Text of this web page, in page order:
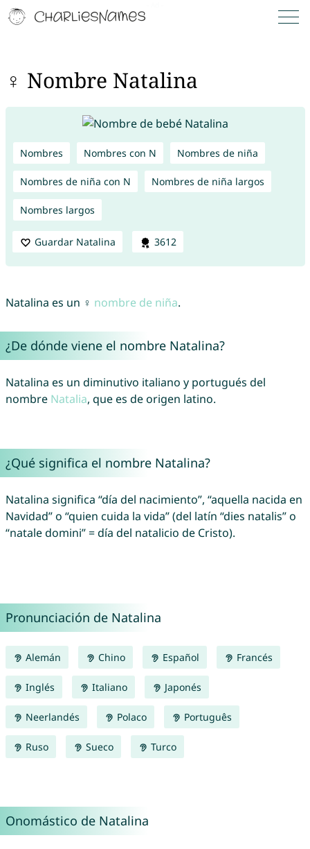
♀ Nombre Natalina
Nombres Nombres con N Nombres de niña
Nombres de niña con N Nombres de niña largos
Nombres largos
Guardar Natalina 3612
Natalina es un ♀ nombre de niña.
¿De dónde viene el nombre Natalina?
Natalina es un diminutivo italiano y portugués del
nombre Natalia, que es de origen latino.
¿Qué significa el nombre Natalina?
Natalina significa “día del nacimiento”, “aquella nacida en
Navidad” o “quien cuida la vida” (del latín “dies natalis” o
“natale domini” = día del natalicio de Cristo).
Pronunciación de Natalina
Alemán Chino Español Francés
Inglés Italiano Japonés
Neerlandés Polaco Português
Ruso Sueco Turco
Onomástico de Natalina